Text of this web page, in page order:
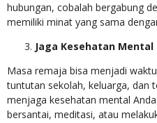
hubungan, cobalah bergabung
memiliki minat yang sama
Jaga Kesehatan Mental
Masa remaja bisa menjadi
tuntutan sekolah, keluarga, dan
menjaga kesehatan mental
bersantai, meditasi, atau